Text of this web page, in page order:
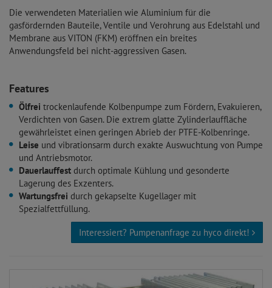
Die verwendeten Materialien wie Aluminium für die
gasfördernden Bauteile, Ventile und Verohrung aus Edelstahl und
Membrane aus VITON (FKM) eröffnen ein breites
Anwendungsfeld bei nicht-aggressiven Gasen.
Features
Ölfrei trockenlaufende Kolbenpumpe zum Fördern, Evakuieren,
Verdichten von Gasen. Die extrem glatte Zylinderlauffläche
gewährleistet einen geringen Abrieb der PTFE-Kolbenringe.
Leise und vibrationsarm durch exakte Auswuchtung von Pumpe
und Antriebsmotor.
Dauerlauffest durch optimale Kühlung und gesonderte
Lagerung des Exzenters.
Wartungsfrei durch gekapselte Kugellager mit
Spezialfettfüllung.
Interessiert? Pumpenanfrage zu hyco direkt!